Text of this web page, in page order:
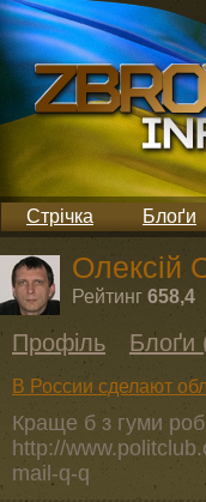
Стрічка Блоґи
Олексій
Рейтинг 658,4
Профіль Блоґи
В России сделают
Краще б з гуми
http://
mail-q-q